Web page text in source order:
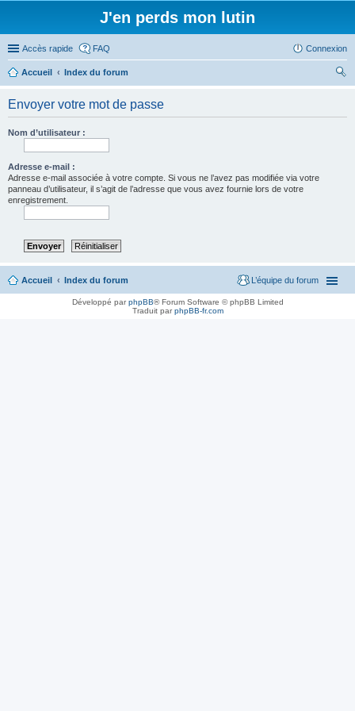
J'en perds mon lutin
Accès rapide FAQ Connexion
Accueil
Index du forum
Envoyer votre mot de passe
Nom d’utilisateur :
Adresse e-mail :
Adresse e-mail associée à votre compte. Si vous ne l’avez pas modifiée via votre
panneau d’utilisateur, il s’agit de l’adresse que vous avez fournie lors de votre
enregistrement.
Accueil Index du forum L’équipe du forum
Développé parphpBB® Forum Software © phpBB Limited
Traduit parphpBB-fr.com